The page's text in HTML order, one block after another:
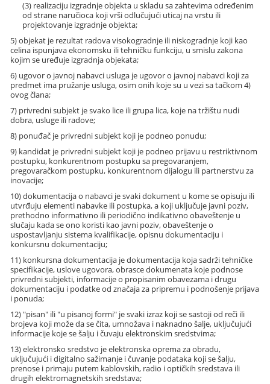
(3) realizaciju izgradnje objekta u skladu sa zahtevima određenim
od strane naručioca koji vrši odlučujući uticaj na vrstu ili
projektovanje izgradnje objekta;
5) objekat je rezultat radova visokogradnje ili niskogradnje koji kao
celina ispunjava ekonomsku ili tehničku funkciju, u smislu zakona
kojim se uređuje izgradnja objekata;
6) ugovor o javnoj nabavci usluga je ugovor o javnoj nabavci koji za
predmet ima pružanje usluga, osim onih koje su u vezi sa tačkom 4)
ovog člana;
7) privredni subjekt je svako lice ili grupa lica, koje na tržištu nudi
dobra, usluge ili radove;
8) ponuđač je privredni subjekt koji je podneo ponudu;
9) kandidat je privredni subjekt koji je podneo prijavu u restriktivnom
postupku, konkurentnom postupku sa pregovaranjem,
pregovaračkom postupku, konkurentnom dijalogu ili partnerstvu za
inovacije;
10) dokumentacija o nabavci je svaki dokument u kome se opisuju ili
utvrđuju elementi nabavke ili postupka, a koji uključuje javni poziv,
prethodno informativno ili periodično indikativno obaveštenje u
slučaju kada se ono koristi kao javni poziv, obaveštenje o
uspostavljanju sistema kvalifikacije, opisnu dokumentaciju i
konkursnu dokumentaciju;
11) konkursna dokumentacija je dokumentacija koja sadrži tehničke
specifikacije, uslove ugovora, obrasce dokumenata koje podnose
privredni subjekti, informacije o propisanim obavezama i drugu
dokumentaciju i podatke od značaja za pripremu i podnošenje prijava
i ponuda;
12) "pisan" ili "u pisanoj formi" je svaki izraz koji se sastoji od reči ili
brojeva koji može da se čita, umnožava i naknadno šalje, uključujući
informacije koje se šalju i čuvaju elektronskim sredstvima;
13) elektronsko sredstvo je elektronska oprema za obradu,
uključujući i digitalno sažimanje i čuvanje podataka koji se šalju,
prenose i primaju putem kablovskih, radio i optičkih sredstava ili
drugih elektromagnetskih sredstava;